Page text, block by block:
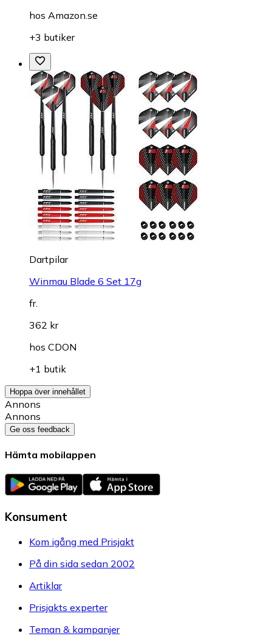
hos Amazon.se
+3 butiker
Dartpilar
Winmau Blade 6 Set 17g
fr.
362 kr
hos CDON
+1 butik
Hoppa över innehållet
Annons
Annons
Ge oss feedback
Hämta mobilappen
Konsument
Kom igång med Prisjakt
På din sida sedan 2002
Artiklar
Prisjakts experter
Teman & kampanjer